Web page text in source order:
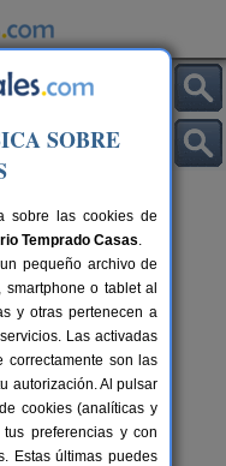
2-7+2 pers.
desde25 €
SOBRE
sobre las cookies de
Temprado Casas.
pequeño archivo de
o tablet al
y otras pertenecen a
Las activadas
correctamente son las
autorización. Al pulsar
cookies (analíticas y
preferencias y con
Estas últimas puedes